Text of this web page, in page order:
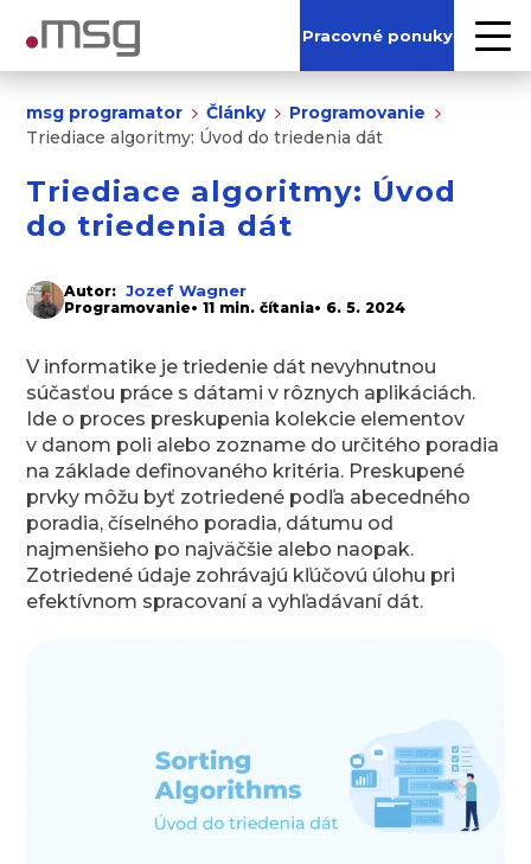
Pracovné ponuky
msg programator Články
Programovanie
Triediace algoritmy: Úvod do triedenia dát
Triediace algoritmy: Úvod
do triedenia dát
Autor: Jozef Wagner
Programovanie• 11 min. čítania• 6. 5. 2024
V informatike je triedenie dát nevyhnutnou
súčasťou práce s dátami v rôznych aplikáciách.
Ide o proces preskupenia kolekcie elementov
v danom poli alebo zozname do určitého poradia
na základe definovaného kritéria. Preskupené
prvky môžu byť zotriedené podľa abecedného
poradia, číselného poradia, dátumu od
najmenšieho po najväčšie alebo naopak.
Zotriedené údaje zohrávajú kľúčovú úlohu pri
efektívnom spracovaní a vyhľadávaní dát.